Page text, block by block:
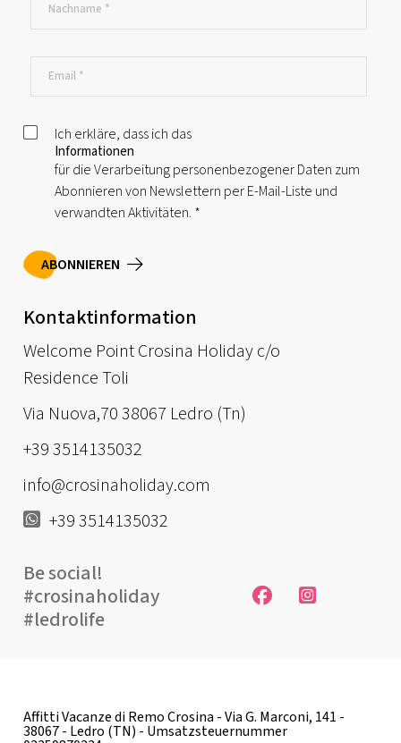
Ich erkläre, dass ich das
Informationen
für die Verarbeitung personenbezogener Daten zum
Abonnieren von Newslettern per E-Mail-Liste und
verwandten Aktivitäten. *
ABONNIEREN
Kontaktinformation
Welcome Point Crosina Holiday c/o
Residence Toli
Via Nuova,70 38067 Ledro (Tn)
+39 3514135032
info@crosinaholiday.com
+39 3514135032
Be social!
#crosinaholiday
#ledrolife
Affitti Vacanze di Remo Crosina - Via G. Marconi, 141 -
38067 - Ledro (TN) - Umsatzsteuernummer